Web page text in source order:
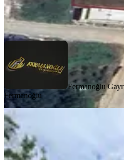
Fermanoğlu GayrimenkulOsman
Fermanoğlu
Fermanoğlu
Fırsat! 313
500 Metre
Merkez, Kazım